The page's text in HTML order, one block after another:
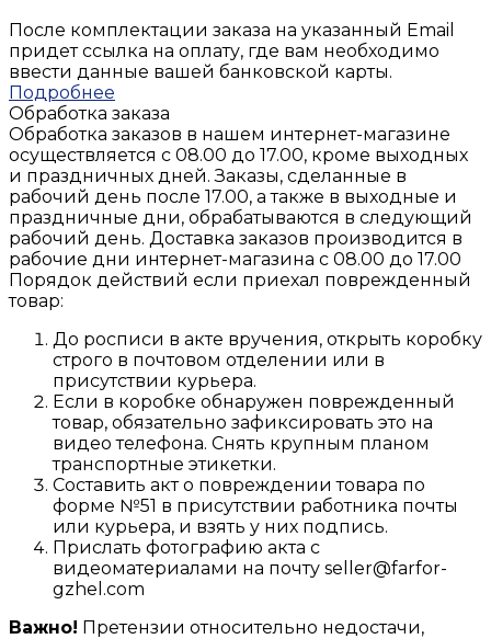
После комплектации заказа на указанный Email
придет ссылка на оплату, где вам необходимо
ввести данные вашей банковской карты.
Подробнее
Обработка заказа
Обработка заказов в нашем интернет-магазине
осуществляется с 08.00 до 17.00, кроме выходных
и праздничных дней. Заказы, сделанные в
рабочий день после 17.00, а также в выходные и
праздничные дни, обрабатываются в следующий
рабочий день. Доставка заказов производится в
рабочие дни интернет-магазина с 08.00 до 17.00
Порядок действий если приехал поврежденный
товар:
До росписи в акте вручения, открыть коробку
строго в почтовом отделении или в
присутствии курьера.
Если в коробке обнаружен поврежденный
товар, обязательно зафиксировать это на
видео телефона. Снять крупным планом
транспортные этикетки.
Составить акт о повреждении товара по
форме №51 в присутствии работника почты
или курьера, и взять у них подпись.
Прислать фотографию акта с
видеоматериалами на почту seller@farfor-
gzhel.com
Важно! Претензии относительно недостачи,